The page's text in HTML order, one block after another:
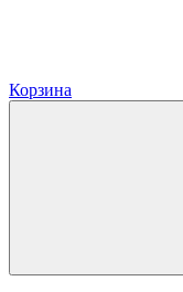
Корзина